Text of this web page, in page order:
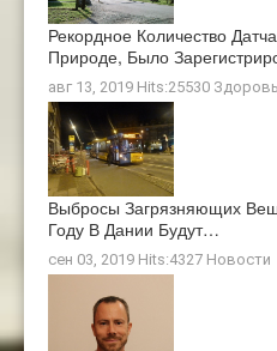
Рекордное Количество
Природе, Было
авг 13, 2019 Hits:25530
Выбросы Загрязняющих
Году В Дании Будут…
сен 03, 2019 Hits:4327 Новости